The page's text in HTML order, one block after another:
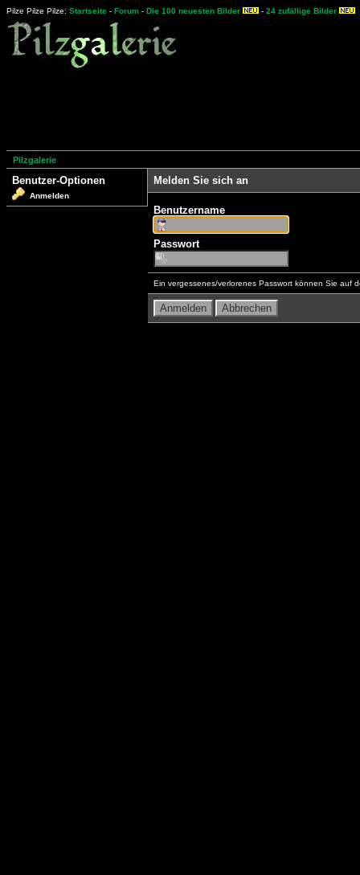
Pilze Pilze Pilze: Startseite - Forum - Die 100 neuesten Bilder - 24 zufällige Bilder
Pilzgalerie
Benutzer-Optionen
Anmelden
Melden Sie sich an
Benutzername
Passwort
Ein vergessenes/verlorenes Passwort können Sie auf